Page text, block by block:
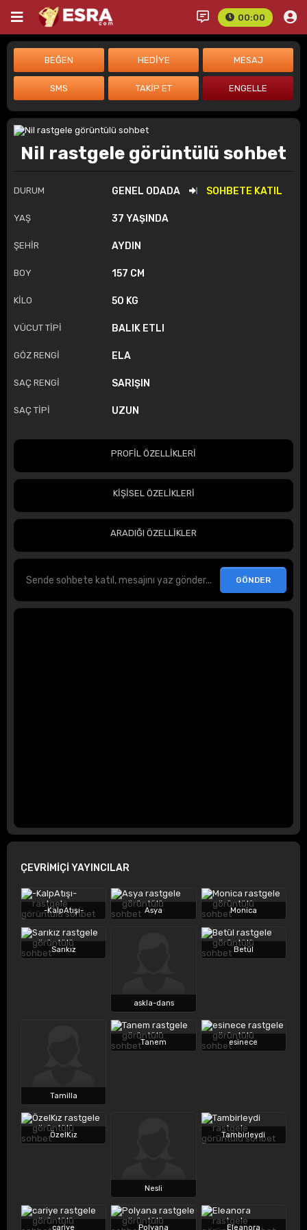
00:00
Nil rastgele görüntülü sohbet
DURUM GENEL ODADA SOHBETE KATIL
YAŞ 37 YAŞINDA
ŞEHİR AYDIN
BOY 157 CM
KİLO 50 KG
VÜCUT TİPİ BALIK ETLI
GÖZ RENGİ ELA
SAÇ RENGİ SARIŞIN
SAÇ TİPİ UZUN
PROFİL ÖZELLİKLERİ
KİŞİSEL ÖZELİKLERİ
ARADIĞI ÖZELLİKLER
ÇEVRİMİÇİ YAYINCILAR
-KalpAtışı- Asya Monica
Sarıkız
askla-dans
Betül
Tamilla
Tanem esinece
ÖzelKız
Nesli
Tambirleydi
cariye Polyana Eleanora